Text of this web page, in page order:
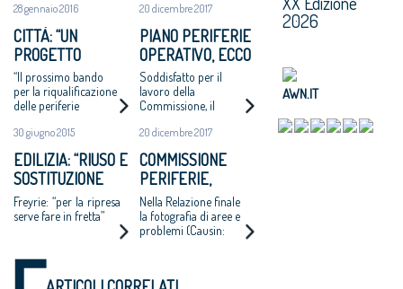
28 gennaio 2016
CITTÀ: “UN
PROGETTO
NAZIONALE PER
PENSARE E FARE
IN GRANDE”
“Il prossimo bando
per la riqualificazione
delle periferie
qualità”
30 giugno 2015
EDILIZIA: “RIUSO E
SOSTITUZIONE
EDILIZIA NELLE
PERIFERIE”
Freyrie: “per la ripresa
serve fare in fretta”
20 dicembre 2017
PIANO PERIFERIE
OPERATIVO, ECCO
TUTTI I PROGETTI
FINANZIATI
Soddisfatto per il
lavoro della
Commissione, il
Consiglio Nazionale
Giuseppe Cappochin:
“È indispensabile
tornare a investire
nelle città”
20 dicembre 2017
COMMISSIONE
PERIFERIE,
MINNITI:
«PROPOSTE DA
CONDIVIDERE:
Nella Relazione finale
la fotografia di aree e
problemi (Causin:
2026
AWN.IT